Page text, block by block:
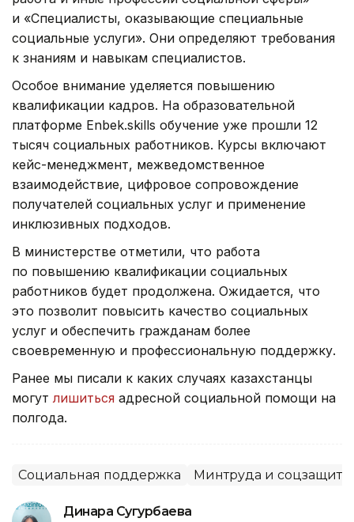
и «Специалисты, оказывающие специальные
социальные услуги». Они определяют требования
к знаниям и навыкам специалистов.
Особое внимание уделяется повышению
квалификации кадров. На образовательной
платформе Enbek.skills обучение уже прошли 12
тысяч социальных работников. Курсы включают
кейс-менеджмент, межведомственное
взаимодействие, цифровое сопровождение
получателей социальных услуг и применение
инклюзивных подходов.
В министерстве отметили, что работа
по повышению квалификации социальных
работников будет продолжена. Ожидается, что
это позволит повысить качество социальных
услуг и обеспечить гражданам более
своевременную и профессиональную поддержку.
Ранее мы писали к каких случаях казахстанцы
могутлишиться адресной социальной помощи на
полгода.
Социальная поддержка Минтруда и
Динара Сугурбаева